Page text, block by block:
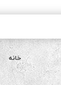
خانه